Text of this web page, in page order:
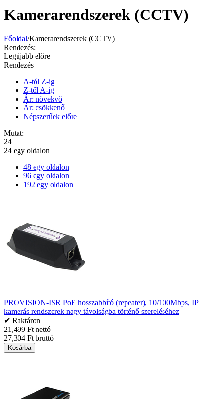
Kamerarendszerek (CCTV)
Főoldal/Kamerarendszerek (CCTV)
Rendezés:
Legújabb előre
Rendezés
A-tól Z-ig
Z-től A-ig
Ár: növekvő
Ár: csökkenő
Népszerűek előre
Mutat:
24
24 egy oldalon
48 egy oldalon
96 egy oldalon
192 egy oldalon
PROVISION-ISR PoE hosszabbító (repeater), 10/100Mbps, IP
kamerás rendszerek nagy távolságba történő szereléséhez
✔ Raktáron
21,499 Ft nettó
27,304 Ft bruttó
Kosárba